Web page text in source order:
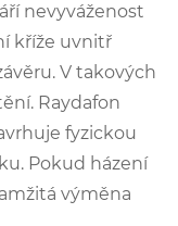
nevyváženost
kříže uvnitř
V takových
Raydafon
fyzickou
Pokud házení
výměna